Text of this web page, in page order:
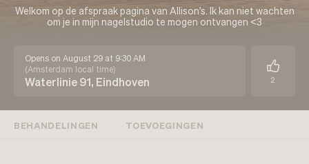
Welkom op de afspraak pagina van Allison's. Ik kan niet wachten
om je in mijn nagelstudio te mogen ontvangen <3
Opens on August 29 at 9:30 AM
(Amsterdam local time)
Waterlinie 91, Eindhoven 2
BEHANDELINGEN TOEVOEGINGEN